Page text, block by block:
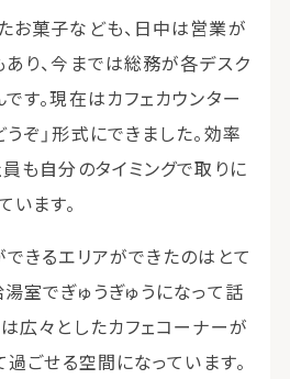
お菓子なども、日中は営業が
あり、今までは総務が各デスク
す。現在はカフェカウンター
ぞ」形式にできました。効率
も自分のタイミングで取りに
ます。
できるエリアができたのはとて
室でぎゅうぎゅうになって話
は広々としたカフェコーナーが
過ごせる空間になっています。